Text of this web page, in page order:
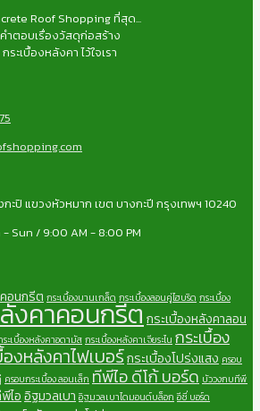
Roof Shopping ที่สุด...
คำตอบเรื่องวัสดุก่อสร้าง
กระเบื้องหลังคา ไว้ใจเรา
ะปิ แขวงหัวหมาก เขต บางกะปี กรุงเทพฯ 10240
Sun / 9:00 AM - 8:00 PM
อนกรีต กระเบื้องบานเกล็ด กระเบื้องลอนคู่ไฮบริด กระเบื้อง
งคาคอนกรีตกระเบื้องหลังคาลอน
ระเบื้องหลังคาอดามัสกระเบื้องหลังคาเจียระไน กระเบื้อง
องหลังคาไฟเบอร์กระเบื้องโปร่งแสง ครอบ
ครอบกระเบื้อง ลอนเล็ก ทีพีไอ ดีโก้ บอร์ด บัววงกบทีพี
ไออิฐมวลเบา อิฐมวลเบาไดมอนด์บล็อก อีซี่ บอร์ด